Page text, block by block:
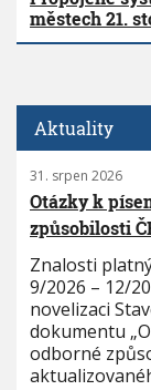
městech 21.
Aktuality
31. srpen 2026
Otázky k
způsobilosti
Znalosti
9/2026 – 12/
novelizaci
dokumentu
odborné